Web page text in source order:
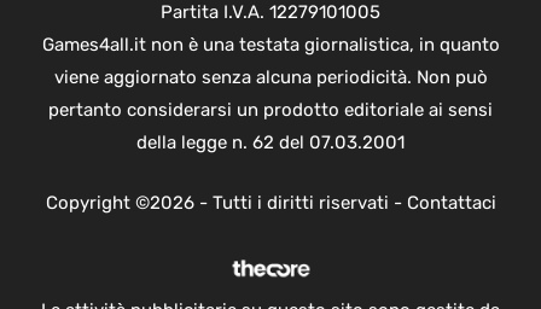
Partita I.V.A. 12279101005
Games4all.it non è una testata giornalistica, in quanto
viene aggiornato senza alcuna periodicità. Non può
pertanto considerarsi un prodotto editoriale ai sensi
della legge n. 62 del 07.03.2001
Copyright ©2026 - Tutti i diritti riservati - Contattaci